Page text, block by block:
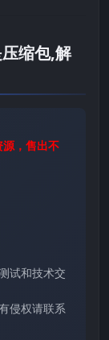
缩包,解
，售出不
试和技术交
侵权请联系